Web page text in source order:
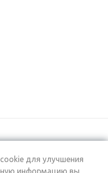
для улучшения
информацию вы